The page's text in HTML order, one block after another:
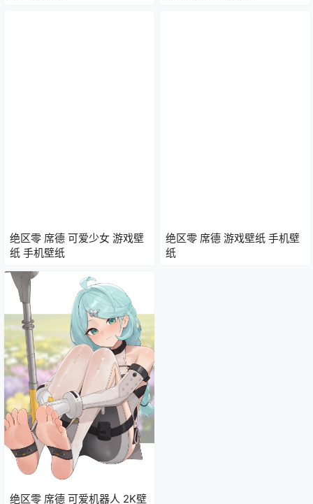
绝区零 席德 可爱少女 游戏壁
纸 手机壁纸
绝区零 席德 游戏壁纸 手机壁
纸
绝区零 席德 可爱机器人 2K壁